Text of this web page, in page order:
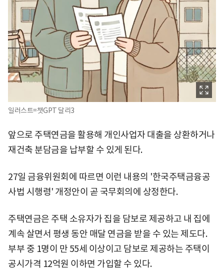
일러스트=챗GPT 달리3
앞으로 주택연금을 활용해 개인사업자 대출을 상환하거나
재건축 분담금을 납부할 수 있게 된다.
27일 금융위원회에 따르면 이런 내용의 '한국주택금융공
사법 시행령' 개정안이 곧 국무회의에 상정한다.
주택연금은 주택 소유자가 집을 담보로 제공하고 내 집에
계속 살면서 평생 동안 매달 연금을 받을 수 있는 제도다.
부부 중 1명이 만 55세 이상이고 담보로 제공하는 주택이
공시가격 12억원 이하면 가입할 수 있다.